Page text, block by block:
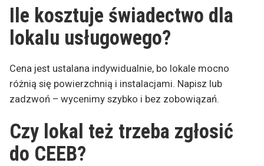
Ile kosztuje świadectwo dla
lokalu usługowego?
Cena jest ustalana indywidualnie, bo lokale mocno
różnią się powierzchnią i instalacjami. Napisz lub
zadzwoń – wycenimy szybko i bez zobowiązań.
Czy lokal też trzeba zgłosić
do CEEB?